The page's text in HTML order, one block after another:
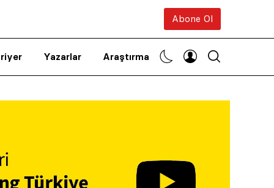
Abone Ol
Yazarlar Araştırma